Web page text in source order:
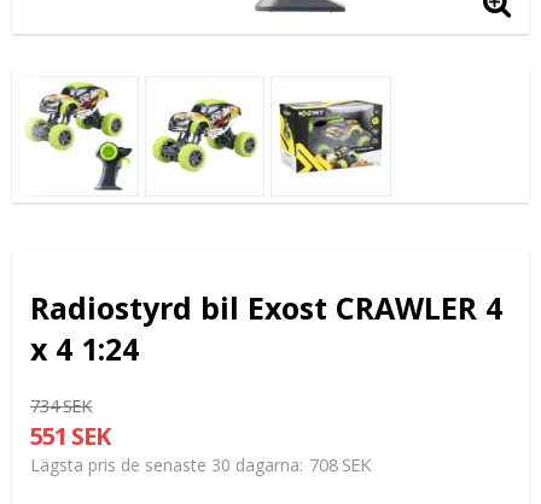
Radiostyrd bil Exost CRAWLER 4
x 4 1:24
734 SEK
551 SEK
Lägsta pris de senaste 30 dagarna 708 SEK